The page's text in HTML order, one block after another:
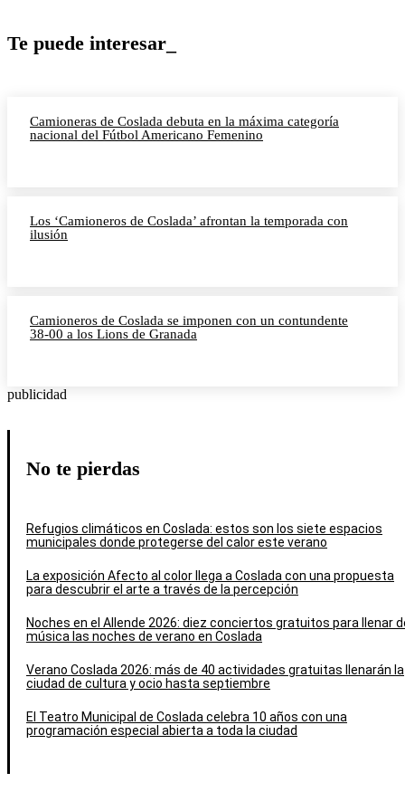
Te puede interesar_
Camioneras de Coslada debuta en la máxima categoría
nacional del Fútbol Americano Femenino
Los ‘Camioneros de Coslada’ afrontan la temporada con
ilusión
Camioneros de Coslada se imponen con un contundente
38-00 a los Lions de Granada
publicidad
No te pierdas
Refugios climáticos en Coslada: estos son los siete espacios
municipales donde protegerse del calor este verano
La exposición Afecto al color llega a Coslada con una propuesta
para descubrir el arte a través de la percepción
Noches en el Allende 2026: diez conciertos gratuitos para llenar
música las noches de verano en Coslada
Verano Coslada 2026: más de 40 actividades gratuitas llenarán la
ciudad de cultura y ocio hasta septiembre
El Teatro Municipal de Coslada celebra 10 años con una
programación especial abierta a toda la ciudad